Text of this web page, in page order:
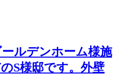
ルデンホーム様施
S様邸です。外壁